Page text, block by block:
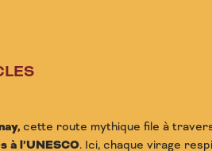
cette route mythique file à
à l’UNESCO. Ici, chaque virage